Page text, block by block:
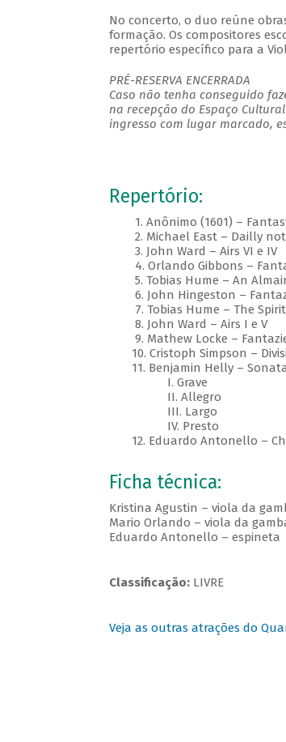
No concerto, o duo reúne
formação. Os compositores
repertório específico para a
PRÉ-RESERVA ENCERRADA
Caso não tenha conseguido
na recepção do Espaço
ingresso com lugar marcado,
Repertório:
1. Anônimo (1601) –
2. Michael East – Dailly
3. John Ward – Airs VI e IV
4. Orlando Gibbons –
5. Tobias Hume – An
6. John Hingeston –
7. Tobias Hume – The Spirit
8. John Ward – Airs I e V
9. Mathew Locke – Fantazie
10. Cristoph Simpson –
11. Benjamin Helly –
I. Grave
II. Allegro
III. Largo
IV. Presto
12. Eduardo Antonello –
Ficha técnica:
Kristina Agustin – viola da
Mario Orlando – viola da
Eduardo Antonello – espineta
Classificação:LIVRE
Veja as outras atrações do